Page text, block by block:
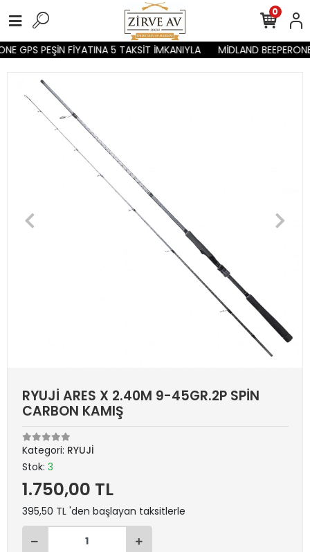
GPS PEŞİN FİYATINA 5 TAKSİT İMKANIYLA MİDLAND
0
RYUJİ ARES X 2.40M 9-45GR.2P SPİN
CARBON KAMIŞ
Kategori: RYUJİ
Stok: 3
1.750,00 TL
395,50 TL 'den başlayan taksitlerle